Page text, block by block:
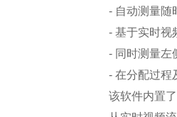
- 自动测量随
- 基于实时视
- 同时测量左
- 在分配过程
该软件内置